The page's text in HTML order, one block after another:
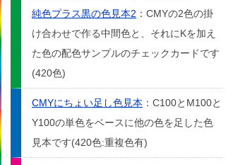
純色プラス黒の色見本2 ：CMYの2色の掛
け合わせで作る中間色と、それにKを加え
た色の配色サンプルのチェックカードです
(420色)
CMYにちょい足し色見本 ：C100とM100と
Y100の単色をベースに他の色を足した色
見本です(420色:重複色有)